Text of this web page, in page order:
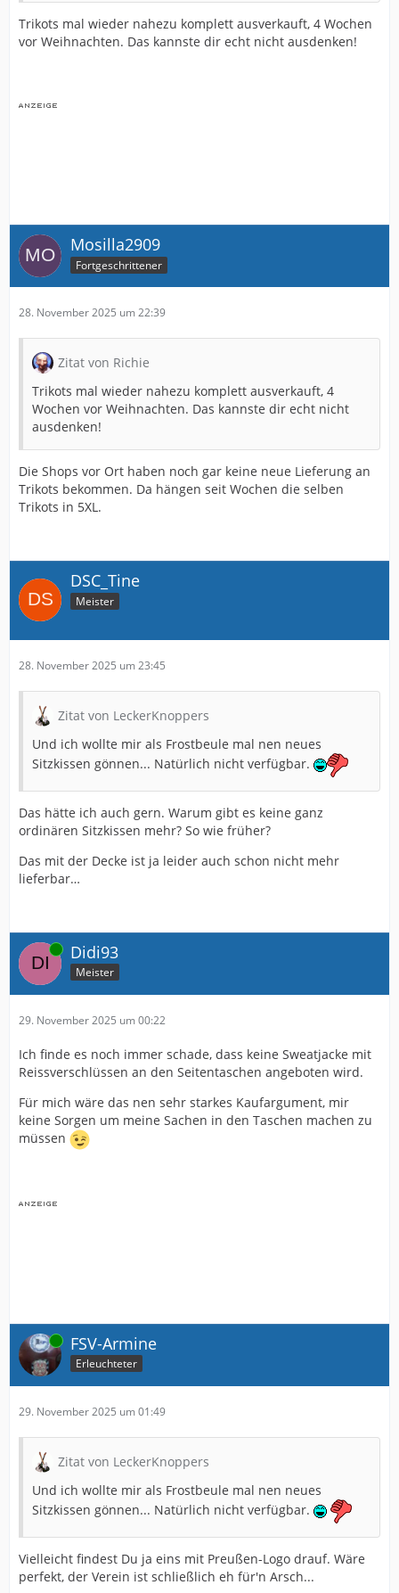
Trikots mal wieder nahezu komplett ausverkauft, 4 Wochen
vor Weihnachten. Das kannste dir echt nicht ausdenken!
Mosilla2909
Fortgeschrittener
28. November 2025 um 22:39
Zitat von Richie
Trikots mal wieder nahezu komplett ausverkauft, 4
Wochen vor Weihnachten. Das kannste dir echt nicht
ausdenken!
Die Shops vor Ort haben noch gar keine neue Lieferung an
Trikots bekommen. Da hängen seit Wochen die selben
Trikots in 5XL.
DSC_Tine
Meister
28. November 2025 um 23:45
Zitat von LeckerKnoppers
Und ich wollte mir als Frostbeule mal nen neues
Sitzkissen gönnen... Natürlich nicht verfügbar.
Das hätte ich auch gern. Warum gibt es keine ganz
ordinären Sitzkissen mehr? So wie früher?
Das mit der Decke ist ja leider auch schon nicht mehr
lieferbar…
Online Didi93
Meister
29. November 2025 um 00:22
Ich finde es noch immer schade, dass keine Sweatjacke mit
Reissverschlüssen an den Seitentaschen angeboten wird.
Für mich wäre das nen sehr starkes Kaufargument, mir
keine Sorgen um meine Sachen in den Taschen machen zu
müssen
Online FSV-Armine
Erleuchteter
29. November 2025 um 01:49
Zitat von LeckerKnoppers
Und ich wollte mir als Frostbeule mal nen neues
Sitzkissen gönnen... Natürlich nicht verfügbar.
Vielleicht findest Du ja eins mit Preußen-Logo drauf. Wäre
perfekt, der Verein ist schließlich eh für'n Arsch...